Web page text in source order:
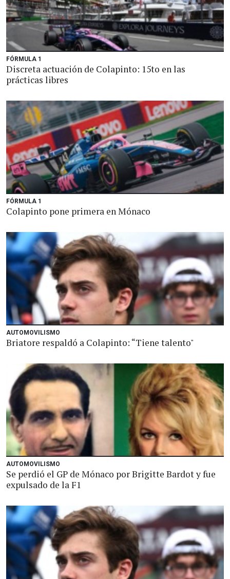
FÓRMULA 1
Discreta actuación de Colapinto: 15to en las
prácticas libres
FÓRMULA 1
Colapinto pone primera en Mónaco
AUTOMOVILISMO
Briatore respaldó a Colapinto: “Tiene talento"
AUTOMOVILISMO
Se perdió el GP de Mónaco por Brigitte Bardot y fue
expulsado de la F1